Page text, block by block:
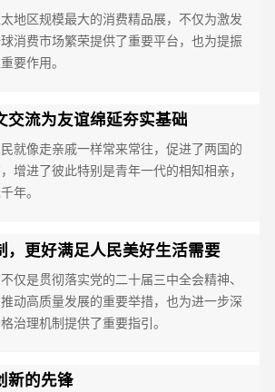
地区规模最大的消费精品展，不仅为激发
消费市场繁荣提供了重要平台，也为提振
要作用。
交流为友谊绵延夯实基础
就像走亲戚一样常来常往，促进了两国的
增进了彼此特别是青年一代的相知相亲，
年。
，更好满足人民美好生活需要
仅是贯彻落实党的二十届三中全会精神、
动高质量发展的重要举措，也为进一步深
治理机制提供了重要指引。
新的先锋